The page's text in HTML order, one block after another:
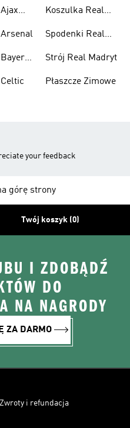
United
Koszulka Real
Spodenki Real
Strój Real Madryt
Płaszcze Zimowe
your feedback
górę strony
Twój koszyk (0)
I ZDOBĄDŹ
DO
NA NAGRODY
ZA DARMO
Zwroty i refundacja